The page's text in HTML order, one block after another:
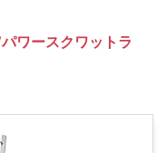
ワースクワットラ